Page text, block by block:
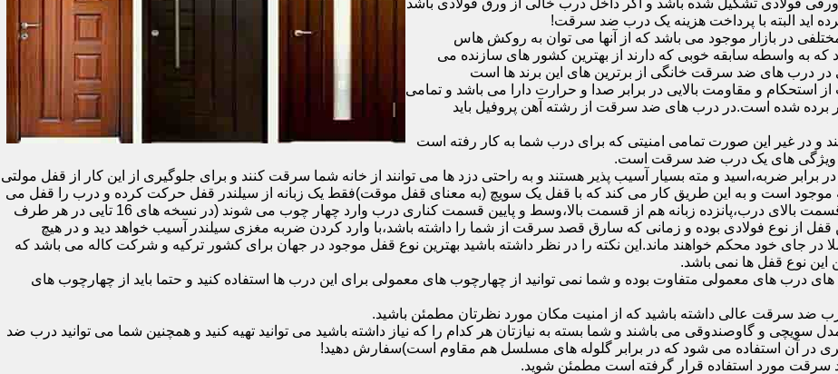
اید البته با پرداخت هزینه یک درب ضد سرقت!
بازار موجود می باشد که از آنها می توان به روکش هاس
کرد که به واسطه سابقه خوبی که دارند از بهترین کشور های سازنده می
درب های ضد سرقت خانگی از برترین های این برند ها است
و مقاومت بالایی در برابر صدا و حرارت دارا می باشد و تمامی
برده شده است.در درب های ضد سرقت از رشته آهن پروفیل باید
و در غیر این صورت تمامی امنیتی که برای درب شما به کار رفته است
ویژگی های یک درب ضد سرقت است.
ضربه،اسید و مته بسیار آسیب پذیر هستند و به راحتی دزد ها می توانند از خانه شما سرقت کنند و برای جلوگیری از این کار از قفل مولتی
استفاده می شود که این در نمونه های 16 و 20 زبانه موجود است و به این طریق کار می کند که با قفل یک سویچ (به معنای قفل موقت)فقط یک زبانه از سیلندر قفل حرکت کرده و درب را قفل می
کند و در دو با قفل سویچ (در قفل های 20 تایی )پنج زبانه از قسمت بالای درب،پانزده زبانه هم از قسمت بالا،وسط و پایین قسمت کناری درب وارد چهار چوب می شوند (در نسخه های 16 تایی در هر طرف
قفل از نوع فولادی بوده و زمانی که سارق قصد سرقت از شما را داشته باشد،با وارد کردن ضربه مغزی سیلندر آسیب خواهد دید و در هیچ
در جای خود محکم خواهند ماند.این نکته را در نظر داشته باشید بهترین نوع قفل موجود در جهان برای کشور ترکیه و شرکت کاله می باشد که
این نوع قفل ها نمی باشد.
های معمولی متفاوت بوده و شما نمی توانید از چهارچوب های معمولی برای این درب ها استفاده کنید و حتما باید از چهارچوب های
ضد سرقت عالی داشته باشید که از امنیت مکان مورد نظرتان مطمئن باشید.
و گاوصندوقی می باشند و شما بسته به نیازتان هر کدام را که نیاز داشته باشید می توانید تهیه کنید و همچنین شما می توانید درب ضد
در آن استفاده می شود که در برابر گلوله های مسلسل هم مقاوم است)سفارش دهید!
سرقت مورد استفاده قرار گرفته است مطمئن شوید.